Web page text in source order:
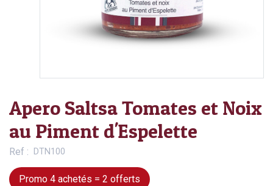
Apero Saltsa Tomates et Noix
au Piment d'Espelette
Ref DTN100
Promo 4 achetés = 2 offerts